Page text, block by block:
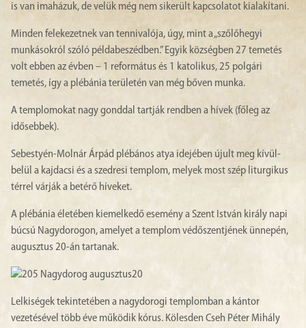
is van imaházuk, de velük még nem sikerült kapcsolatot kialakítani.
Minden felekezetnek van tennivalója, úgy, mint a „szőlőhegyi
munkásokról szóló példabeszédben.” Egyik községben 27 temetés
volt ebben az évben – 1 református és 1 katolikus, 25 polgári
temetés, így a plébánia területén van még bőven munka.
A templomokat nagy gonddal tartják rendben a hívek (főleg az
idősebbek).
Sebestyén-Molnár Árpád plébános atya idejében újult meg kívül-
belül a kajdacsi és a szedresi templom, melyek most szép liturgikus
térrel várják a betérő híveket.
A plébánia életében kiemelkedő esemény a Szent István király napi
búcsú Nagydorogon, amelyet a templom védőszentjének ünnepén,
augusztus 20-án tartanak.
Lelkiségek tekintetében a nagydorogi templomban a kántor
vezetésével több éve működik kórus. Kölesden Cseh Péter Mihály